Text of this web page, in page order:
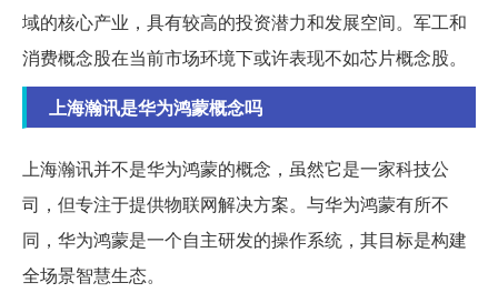
域的核心产业，具有较高的投资潜力和发展空间。军工和
消费概念股在当前市场环境下或许表现不如芯片概念股。
上海瀚讯是华为鸿蒙概念吗
上海瀚讯并不是华为鸿蒙的概念，虽然它是一家科技公
司，但专注于提供物联网解决方案。与华为鸿蒙有所不
同，华为鸿蒙是一个自主研发的操作系统，其目标是构建
全场景智慧生态。